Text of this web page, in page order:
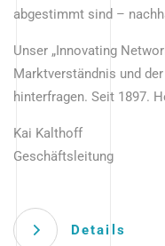
abgestimmt sind –
Unser „Innovating
Marktverständnis und
hinterfragen. Seit 1897.
Kai Kalthoff
Geschäftsleitung
Details